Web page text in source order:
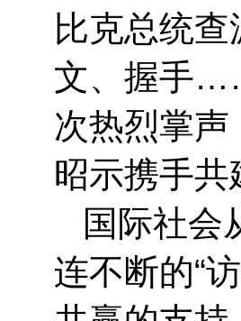
比克总统
文、握手
次热烈掌
昭示携手
国际社会
连不断的“